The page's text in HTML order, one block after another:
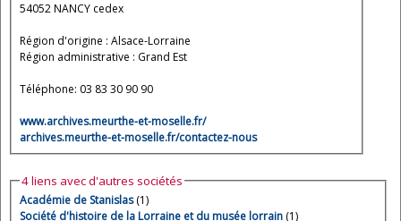
54052 NANCY cedex
Région d'origine : Alsace-Lorraine
Région administrative : Grand Est
Téléphone: 03 83 30 90 90
www.archives.meurthe-et-moselle.fr/
archives.meurthe-et-moselle.fr/contactez-nous
4 liens avec d'autres sociétés
Académie de Stanislas(1)
Société d'histoire de la Lorraine et du musée lorrain (1)